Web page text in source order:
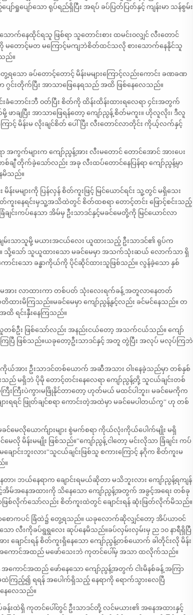
ျော်သော ရုပ်ရည်ရှိပြီး အရပ် ခပ်ပြတ်ပြတ်နှင့် ကျန်းမာ သန်စွမ်း
ာက်နေထိုင်ရသူ ဖြစ်ရာ သူတောင်းစား ထမင်း၀လျှင် လီးတောင်
မတောင့်မတ မကြောင့်မကျဘဲစိတ်ထင်သလို စားသောက်နေနိုင်သူ
ည်။
ေ့ရသော ခပ်တောင့်တောင့် မိန်းမများကြောင့်လည်းကောင်း ခဏခဏ
ဂွင်းတိုက်ပြီး အာသာဖြေနေရသည် အထိ ဖြစ်နေလေသည်။
ောင်းဘီ ၀တ်ပြီး စိတ်ကို ထိန်းထိန်းထားရလေရာ ၄င်းအတွက်
ချပြီး အာသာဖြေရန်တော့ ကျော်ညွန့် စိတ်မကူး။ ဟိုလူလိုး၊ ဒီလူ
င့် မိန်းမ လိုးချင်စိတ် ပေါ်ပြီး လီးတောင်လာတိုင်း ကိုယ့်လက်နှင့်
များက ကျော်ညွန့်အား လီးမတောင် တောင်အောင် အားပေး
စ်ချီ တိုက်ခဲ့သော်လည်း အခု လီးထပ်တောင်နေပြန်ရာ ကျော်ညွန့်မှာ
မိသည်။
န်းမများကို ပြန်လှန် စိတ်ကူးဖြင့် မြင်ယောင်ရင်း သူ့တွင် မရှိသေး
းနေရင်းမှသူ့အသိထဲတွင် စိတ်ထစရာ တောင့်တင်း ဖြောင့်စင်းသည့်
ြံချင်းကပ်နေသာ အိမ်မှ ဦးသာဒင်နှင့်မခင်မေတို့ကို မြင်ယောင်လာ
ျမ်းသာသူမို့ မယားအငယ်လေး ယူထားသည့် ဦးသာဒင်၏ ရုပ်က
။ သို့သော် သူယူထားသော မခင်မေမှာ အသက်သုံးဆယ် လောက်သာ ရှိ
ကောင်းသော ခန္ဓာကိုယ်ကို ပိုင်ဆိုင်ထားသူဖြစ်သည်။ လွန်ခဲ့သော နှစ်
င်မေအား လာထားကာ တစ်ပတ် သုံးလေးရက်ခန့် အတူလာနေတတ်
သတိထားမိကြသည်။မခင်မေမှာ ကျော်ညွန့်နှင့်လည်း ခင်မင်နေသည်။ တ
ရင်းနှီးနေကြသည်။
တစ်ဦး ဖြစ်သော်လည်း အနည်းငယ်တော့ အသက်ငယ်သည်။ ကျော်
ြပြီ ဖြစ်သည်။ယခုတော့ဦးသာဒင်နှင့် အတူ တွဲပြီး အလုပ် မလုပ်ကြဘဲ
ာကိုယ်အား ဦးသာဒင်တစ်ယောက် အဆီအသား ဝါးနေခဲ့သည်မှာ တစ်နှစ်
သည် မရှိဘဲ ပိုမို တောင့်တင်းနေလေရာ ကျော်ညွန့်တို့ သူငယ်ချင်းတစ်
ကြီးပဲကွာ၊မဖြိုနိုင်တာတော့ ဟုတ်မယ် မထင်ပါဘူး၊ မခင်မေကိုက
းရရင် ဖြုတ်ချင်စရာ ကောင်းတဲ့အထဲမှာ မခင်မေပါတယ်ကွ“ ဟု တစ်
ေလိုယောက်ျားများ စွဲမက်စရာ ကိုယ်လုံးကိုယ်ပေါက်မျိုး မရှိ
မိန်းမမျိုး ဖြစ်သည်။“ကျော်ညွန့် ငါတော့ မင်းလိုသာ ခြံချင်း ကပ်
ျောင်းဘူးလား“သူငယ်ချင်းဖြစ်သူ စကားကြောင့် နဂိုက စိတ်ကူးမ
။
၊ ဘယ်နေရာက ချောင်းရမယ်ဆိုတာ မသိဘူးလား ကျော်ညွန့်ရကျန်
င့်အိမ်အနေအထားကို သိနေသော ကျော်ညွန့်အတွက် အခွင့်အရေး တစ်ခု
ောဖြစ်လိုက်သော်လည်း စိတ်ကူးထဲတွင် ချောင်းရန် ဆုံးဖြတ်လိုက်မိသည်။
ာစောကပင် ခြံထဲ၌ တွေ့ရသည်။ ယခုလောက်ဆိုလျှင်တော့ အိပ်ယာ၀င်
ာ လီးကိုခပ်ရွရွလေး ဆုပ်နေမိသည်။ခပ်လှမ်းလှမ်းမှ ည ၁၀ နာရီရှိပြီ
း ချောင်းရန် စိတ်ကူးရှိနေသော ကျော်ညွန့်တစ်ယောက် ခါတိုင်းလို မိန်း
ောင်အထည် မဖော်သေးဘဲ ကုတင်ပေါ်မှ အသာ ထလိုက်သည်။
ကောင်အထည် ဖော်နေသော ကျော်ညွန့်အတွက် ငါးမိနစ်ခန့် အကြာ
ကြည့်၍ ရရန် အပေါက်ရှိသည့် နေရာကို ရောက်သွားလေပြီ
နေလေသည်။
ခန်းထဲရှိ ကုတင်ပေါ်တွင် ဦးသာဒင်တို့ လင်မယား၏ အနေအထားနှင့်